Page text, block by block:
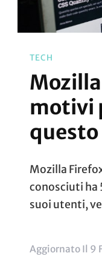
TECH
motivi
Mozilla
conosciuti ha
suoi utenti,
Aggiornato Il 9